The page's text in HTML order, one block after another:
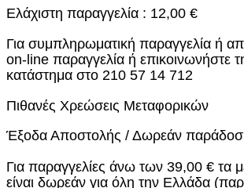
Ελάχιστη παραγγελία : 12,00 €
Για συμπληρωματική παραγγελία ή
on-line παραγγελία ή επικοινωνήστε
κατάστημα στο 210 57 14 712
Πιθανές Χρεώσεις Μεταφορικών
Έξοδα Αποστολής / Δωρεάν
Για παραγγελίες άνω των 39,00 € τα
είναι δωρεάν για όλη την Ελλάδα